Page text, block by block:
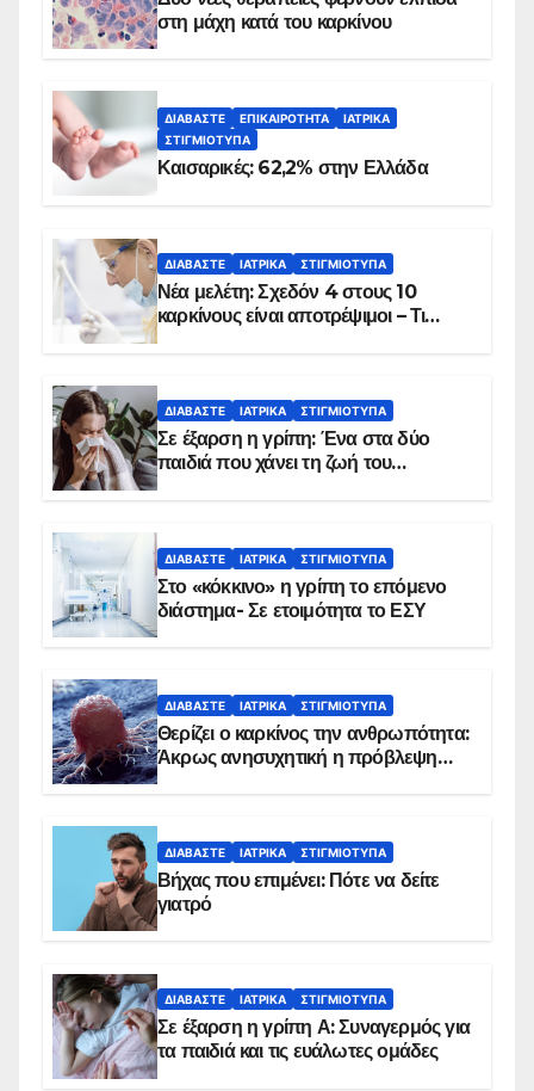
στη μάχη κατά του καρκίνου
ΔΙΑΒΆΣΤΕ ΕΠΙΚΑΙΡΌΤΗΤΑ
ΙΑΤΡΙΚΆ
ΣΤΙΓΜΙΌΤΥΠΑ
Καισαρικές: 62,2% στην Ελλάδα
ΔΙΑΒΆΣΤΕ ΙΑΤΡΙΚΆ ΣΤΙΓΜΙΌΤΥΠΑ
Νέα μελέτη: Σχεδόν 4 στους 10
καρκίνους είναι αποτρέψιμοι – Τι
ΔΙΑΒΆΣΤΕ ΙΑΤΡΙΚΆ ΣΤΙΓΜΙΌΤΥΠΑ
Σε έξαρση η γρίπη: Ένα στα δύο
παιδιά που χάνει τη ζωή του
ΔΙΑΒΆΣΤΕ ΙΑΤΡΙΚΆ ΣΤΙΓΜΙΌΤΥΠΑ
Στο «κόκκινο» η γρίπη το επόμενο
διάστημα- Σε ετοιμότητα το ΕΣΥ
ΔΙΑΒΆΣΤΕ ΙΑΤΡΙΚΆ ΣΤΙΓΜΙΌΤΥΠΑ
Θερίζει ο καρκίνος την ανθρωπότητα:
Άκρως ανησυχητική η πρόβλεψη…
ΔΙΑΒΆΣΤΕ ΙΑΤΡΙΚΆ ΣΤΙΓΜΙΌΤΥΠΑ
Βήχας που επιμένει: Πότε να δείτε
γιατρό
ΔΙΑΒΆΣΤΕ ΙΑΤΡΙΚΆ ΣΤΙΓΜΙΌΤΥΠΑ
Σε έξαρση η γρίπη Α: Συναγερμός για
τα παιδιά και τις ευάλωτες ομάδες